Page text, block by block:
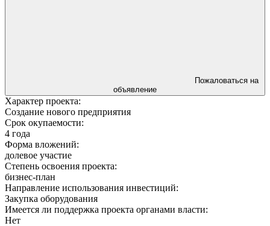
объявление
Характер проекта:
Создание нового предприятия
Срок окупаемости:
4 года
Форма вложений:
долевое участие
Степень освоения проекта:
бизнес-план
Направление использования инвестиций:
Закупка оборудования
Имеется ли поддержка проекта органами власти:
Нет